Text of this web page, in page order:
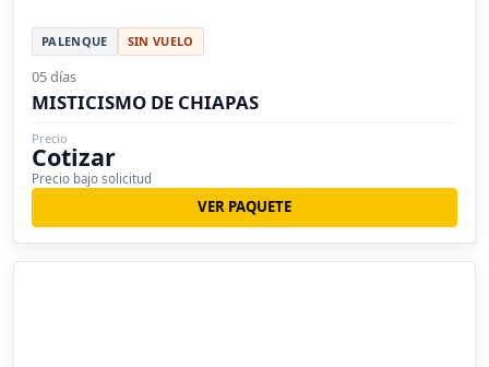
PALENQUE SIN VUELO
05 días
MISTICISMO DE CHIAPAS
Precio
Cotizar
Precio bajo solicitud
VER PAQUETE